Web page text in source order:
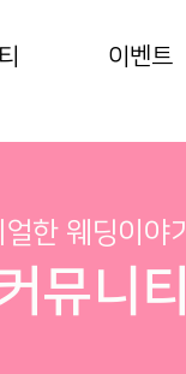
이벤트
한 웨딩이야기
뮤니티